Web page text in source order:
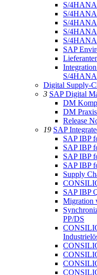
S/
S/
S/4HANA
S/4HANA
S/4HANA
SAP
S/4HANA
Digital Supply-
3 SAP Digital
DM
DM
Release
19 SAP
SAP IBP
SAP IBP
SAP IBP
SAP IBP
Supply
SAP IBP
Migration
PP/DS